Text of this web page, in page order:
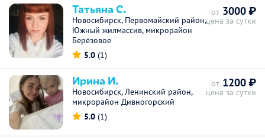
Татьяна С.
Новосибирск, Первомайский район,
Южный жилмассив, микрорайон
Берёзовое
5.0 (1)
от 3000 ₽
цена за сутки
Ирина И.
Новосибирск, Ленинский район,
микрорайон Дивногорский
5.0 (1)
от 1200 ₽
цена за сутки